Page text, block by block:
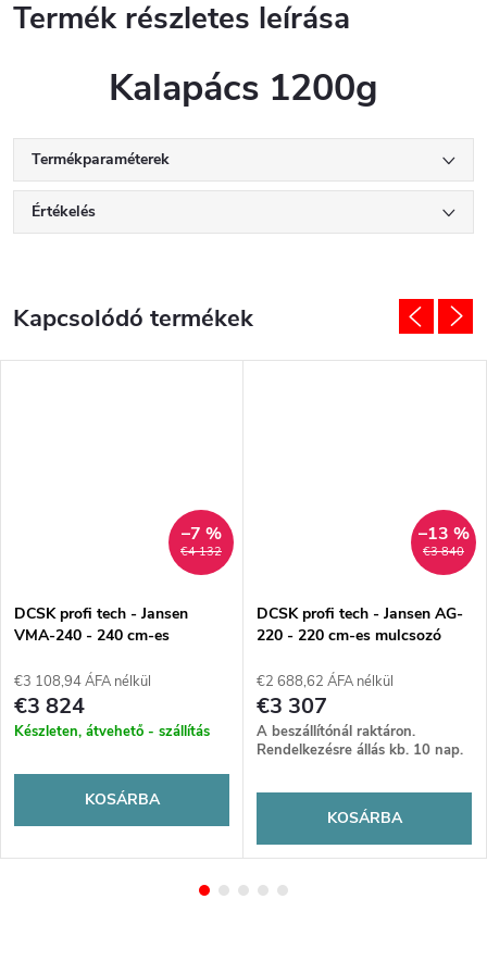
Termék részletes leírása
Kalapács 1200g
Termékparaméterek
Értékelés
Kapcsolódó termékek
€4 132
–7 %
DCSK profi tech - Jansen
VMA-240 - 240 cm-es
€3 108,94 ÁFA nélkül
€3 824
Készleten, átvehető - szállítás
KOSÁRBA
€3 840
–13 %
DCSK profi tech - Jansen AG-
220 - 220 cm-es mulcsozó
takarmányozással (SN51)
€2 688,62 ÁFA nélkül
€3 307
A beszállítónál raktáron.
Rendelkezésre állás kb. 10 nap.
KOSÁRBA